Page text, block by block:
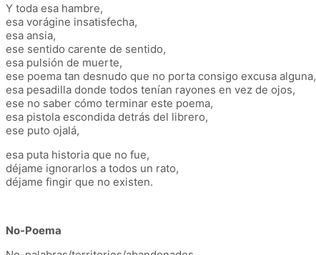
Y toda esa hambre,
esa vorágine insatisfecha,
esa ansia,
ese sentido carente de sentido,
esa pulsión de muerte,
ese poema tan desnudo que no porta consigo excusa alguna,
esa pesadilla donde todos tenían rayones en vez de ojos,
ese no saber cómo terminar este poema,
esa pistola escondida detrás del librero,
ese puto ojalá,
esa puta historia que no fue,
déjame ignorarlos a todos un rato,
déjame fingir que no existen.
No-Poema